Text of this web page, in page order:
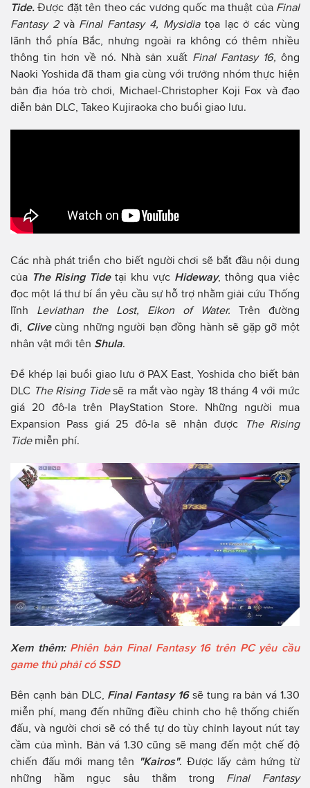
Tide. Được đặt tên theo các vương quốc ma thuật của Final
Fantasy 2 và Final Fantasy 4, Mysidia tọa lạc ở các vùng
lãnh thổ phía Bắc, nhưng ngoài ra không có thêm nhiều
thông tin hơn về nó. Nhà sản xuất Final Fantasy 16, ông
Naoki Yoshida đã tham gia cùng với trưởng nhóm thực hiện
bản địa hóa trò chơi, Michael-Christopher Koji Fox và đạo
diễn bản DLC, Takeo Kujiraoka cho buổi giao lưu.
Các nhà phát triển cho biết người chơi sẽ bắt đầu nội dung
của The Rising Tidetại khu vực Hideway, thông qua việc
đọc một lá thư bí ẩn yêu cầu sự hỗ trợ nhằm giải cứu Thống
lĩnh Leviathan the Lost, Eikon of Water. Trên đường
đi, Clivecùng những người bạn đồng hành sẽ gặp gỡ một
nhân vật mới tên Shula.
Để khép lại buổi giao lưu ở PAX East, Yoshida cho biết bản
DLC The Rising Tidesẽ ra mắt vào ngày 18 tháng 4 với mức
giá 20 đô-la trên PlayStation Store. Những người mua
Expansion Pass giá 25 đô-la sẽ nhận được
The Rising
Tidemiễn phí.
Xem thêm: Phiên bản Final Fantasy 16 trên PC yêu cầu
game thủ phải có SSD
Bên cạnh bản DLC, Final Fantasy 16 sẽ tung ra bản vá 1.30
miễn phí, mang đến những điều chỉnh cho hệ thống chiến
đấu, và người chơi sẽ có thể tự do tùy chỉnh layout nút tay
cầm của mình. Bản vá 1.30 cũng sẽ mang đến một chế độ
chiến đấu mới mang tên
"Kairos". Được lấy cảm hứng từ
những hầm ngục sâu thẳm trong Final Fantasy